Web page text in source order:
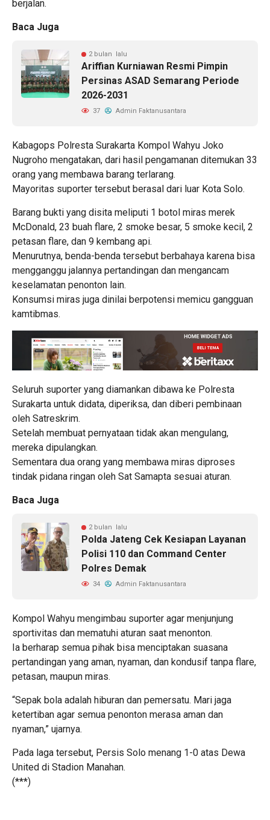
berjalan.
Baca Juga
2 bulan lalu
Ariffian Kurniawan Resmi Pimpin
Persinas ASAD Semarang Periode
2026-2031
37 Admin Faktanusantara
Kabagops Polresta Surakarta Kompol Wahyu Joko
Nugroho mengatakan, dari hasil pengamanan ditemukan 33
orang yang membawa barang terlarang.
Mayoritas suporter tersebut berasal dari luar Kota Solo.
Barang bukti yang disita meliputi 1 botol miras merek
McDonald, 23 buah flare, 2 smoke besar, 5 smoke kecil, 2
petasan flare, dan 9 kembang api.
Menurutnya, benda-benda tersebut berbahaya karena bisa
mengganggu jalannya pertandingan dan mengancam
keselamatan penonton lain.
Konsumsi miras juga dinilai berpotensi memicu gangguan
kamtibmas.
Seluruh suporter yang diamankan dibawa ke Polresta
Surakarta untuk didata, diperiksa, dan diberi pembinaan
oleh Satreskrim.
Setelah membuat pernyataan tidak akan mengulang,
mereka dipulangkan.
Sementara dua orang yang membawa miras diproses
tindak pidana ringan oleh Sat Samapta sesuai aturan.
Baca Juga
2 bulan lalu
Polda Jateng Cek Kesiapan Layanan
Polisi 110 dan Command Center
Polres Demak
34 Admin Faktanusantara
Kompol Wahyu mengimbau suporter agar menjunjung
sportivitas dan mematuhi aturan saat menonton.
Ia berharap semua pihak bisa menciptakan suasana
pertandingan yang aman, nyaman, dan kondusif tanpa flare,
petasan, maupun miras.
“Sepak bola adalah hiburan dan pemersatu. Mari jaga
ketertiban agar semua penonton merasa aman dan
nyaman,” ujarnya.
Pada laga tersebut, Persis Solo menang 1-0 atas Dewa
United di Stadion Manahan.
(***)